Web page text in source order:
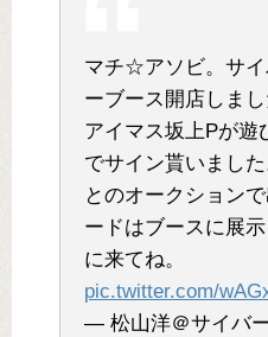
マチ☆アソビ。サイ
ーブース開店しま
アイマス坂上Pが遊
でサイン貰いまし
とのオークション
ードはブースに展
に来てね。
pic.twitter.com/
— 松山洋＠サイバ